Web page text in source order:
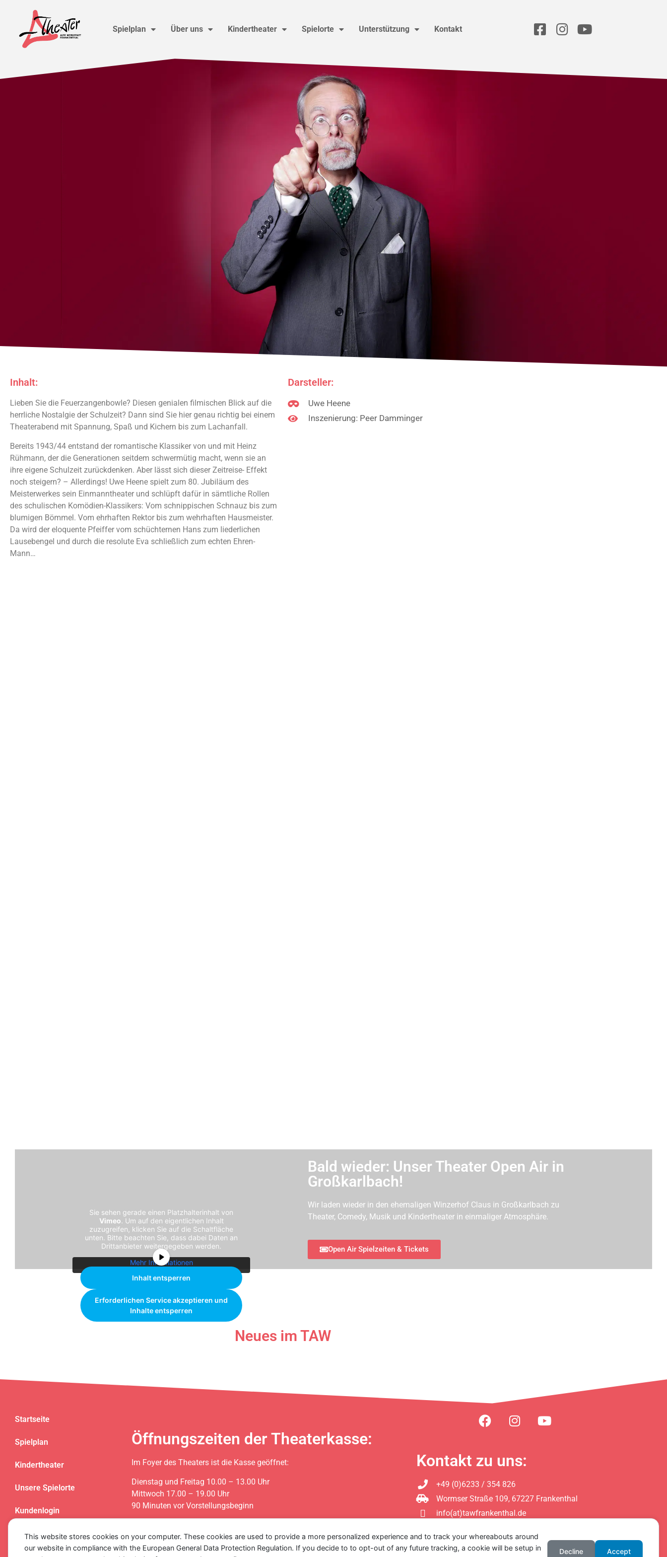
Spielplan Über uns Kindertheater Spielorte Unterstützung Kontakt
Feuerzangensolo
Komödie von Uwe
Heene
Inhalt:
Lieben Sie die Feuerzangenbowle? Diesen genialen filmischen Blick auf die
herrliche Nostalgie der Schulzeit? Dann sind Sie hier genau richtig bei einem
Theaterabend mit Spannung, Spaß und Kichern bis zum Lachanfall.
Bereits 1943/44 entstand der romantische Klassiker von und mit Heinz
Rühmann, der die Generationen seitdem schwermütig macht, wenn sie an
ihre eigene Schulzeit zurückdenken. Aber lässt sich dieser Zeitreise- Effekt
noch steigern? – Allerdings! Uwe Heene spielt zum 80. Jubiläum des
Meisterwerkes sein Einmanntheater und schlüpft dafür in sämtliche Rollen
des schulischen Komödien-Klassikers: Vom schnippischen Schnauz bis zum
blumigen Bömmel. Vom ehrhaften Rektor bis zum wehrhaften Hausmeister.
Da wird der eloquente Pfeiffer vom schüchternen Hans zum liederlichen
Lausebengel und durch die resolute Eva schließlich zum echten Ehren-
Mann…
Darsteller:
Uwe Heene
Inszenierung: Peer Damminger
Sie sehen gerade einen Platzhalterinhalt von
Vimeo. Um auf den eigentlichen Inhalt
zuzugreifen, klicken Sie auf die Schaltfläche
unten. Bitte beachten Sie, dass dabei Daten an
Drittanbieter weitergegeben werden.
Mehr Informationen
Inhalt entsperren
Erforderlichen Service akzeptieren und
Inhalte entsperren
Bald wieder: Unser Theater Open Air in
Großkarlbach!
Wir laden wieder in den ehemaligen Winzerhof Claus in Großkarlbach zu
Theater, Comedy, Musik und Kindertheater in einmaliger Atmosphäre.
Open Air Spielzeiten & Tickets
Neues im TAW
Startseite
Spielplan
Kindertheater
Unsere Spielorte
Kundenlogin
Kontakt
Öffnungszeiten der Theaterkasse:
Im Foyer des Theaters ist die Kasse geöffnet:
Dienstag und Freitag 10.00 – 13.00 Uhr
Mittwoch 17.00 – 19.00 Uhr
90 Minuten vor Vorstellungsbeginn
Buchung per Mail: karten(at)tawfrankenthal.net
Kontakt zu uns:
+49 (0)6233 / 354 826
Wormser Straße 109, 67227 Frankenthal
info(at)tawfrankenthal.de
This website stores cookies on your computer. These cookies are used to provide a more personalized experience and to track your whereabouts around
our website in compliance with the European General Data Protection Regulation. If you decide to to opt-out of any future tracking, a cookie will be setup in
Decline Accept